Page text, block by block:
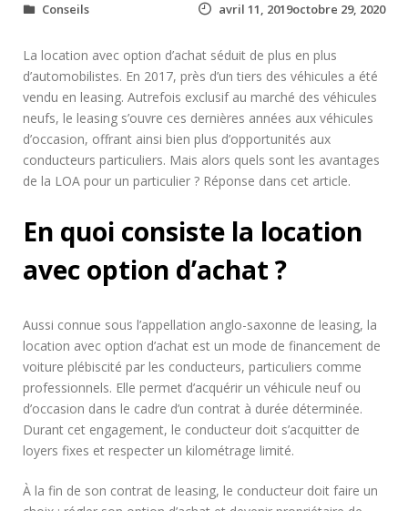
Conseils avril 11, 2019octobre 29, 2020
La location avec option d’achat séduit de plus en plus
d’automobilistes. En 2017, près d’un tiers des véhicules a été
vendu en leasing. Autrefois exclusif au marché des véhicules
neufs, le leasing s’ouvre ces dernières années aux véhicules
d’occasion, offrant ainsi bien plus d’opportunités aux
conducteurs particuliers. Mais alors quels sont les avantages
de la LOA pour un particulier ? Réponse dans cet article.
En quoi consiste la location
avec option d’achat ?
Aussi connue sous l’appellation anglo-saxonne de leasing, la
location avec option d’achat est un mode de financement de
voiture plébiscité par les conducteurs, particuliers comme
professionnels. Elle permet d’acquérir un véhicule neuf ou
d’occasion dans le cadre d’un contrat à durée déterminée.
Durant cet engagement, le conducteur doit s’acquitter de
loyers fixes et respecter un kilométrage limité.
À la fin de son contrat de leasing, le conducteur doit faire un